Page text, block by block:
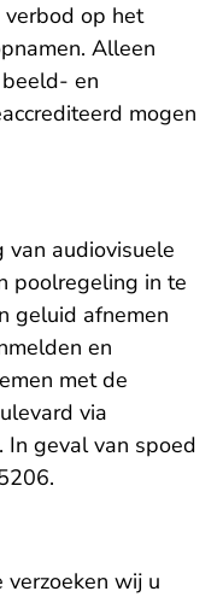
op het
Alleen
en
mogen
audiovisuele
poolregeling in te
geluid afnemen
en
met de
via
In geval van spoed
wij u